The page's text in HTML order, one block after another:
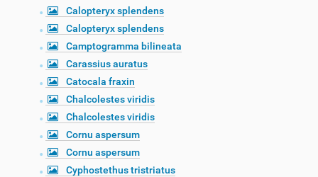
Calopteryx splendens
Calopteryx splendens
Camptogramma bilineata
Carassius auratus
Catocala fraxin
Chalcolestes viridis
Chalcolestes viridis
Cornu aspersum
Cornu aspersum
Cyphostethus tristriatus